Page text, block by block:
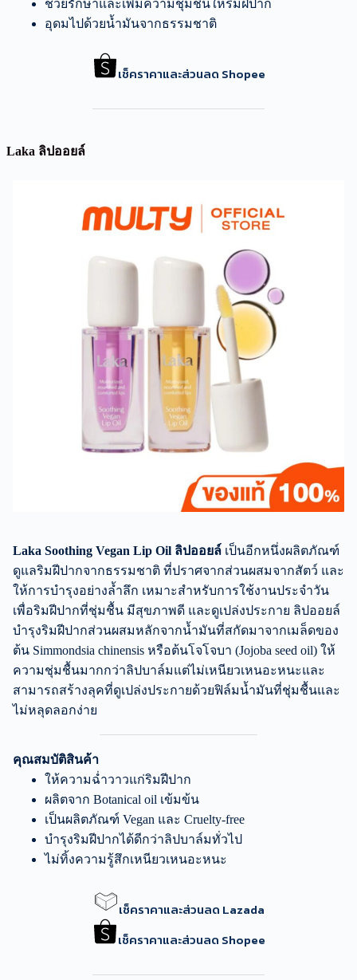
ช่วยรักษาและเพิ่มความชุ่มชื้นให้ริมฝีปาก
อุดมไปด้วยน้ำมันจากธรรมชาติ
เช็คราคาและส่วนลด Shopee
Laka ลิปออยล์
Laka Soothing Vegan Lip Oil ลิปออยล์ เป็นอีกหนึ่งผลิตภัณฑ์
ดูแลริมฝีปากจากธรรมชาติ ที่ปราศจากส่วนผสมจากสัตว์ และ
ให้การบำรุงอย่างล้ำลึก เหมาะสำหรับการใช้งานประจำวัน
เพื่อริมฝีปากที่ชุ่มชื้น มีสุขภาพดี และดูเปล่งประกาย ลิปออยล์
บำรุงริมฝีปากส่วนผสมหลักจากน้ำมันที่สกัดมาจากเมล็ดของ
ต้น Simmondsia chinensis หรือต้นโจโจบา (Jojoba seed oil) ให้
ความชุ่มชื้นมากกว่าลิปบาล์มแต่ไม่เหนียวเหนอะหนะและ
สามารถสร้างลุคที่ดูเปล่งประกายด้วยฟิล์มน้ำมันที่ชุ่มชื้นและ
ไม่หลุดลอกง่าย
คุณสมบัติสินค้า
ให้ความฉ่ำวาวแก่ริมฝีปาก
ผลิตจาก Botanical oil เข้มข้น
เป็นผลิตภัณฑ์ Vegan และ Cruelty-free
บำรุงริมฝีปากได้ดีกว่าลิปบาล์มทั่วไป
ไม่ทิ้งความรู้สึกเหนียวเหนอะหนะ
เช็คราคาและส่วนลด Lazada
เช็คราคาและส่วนลด Shopee